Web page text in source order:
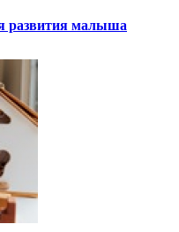
развития малыша